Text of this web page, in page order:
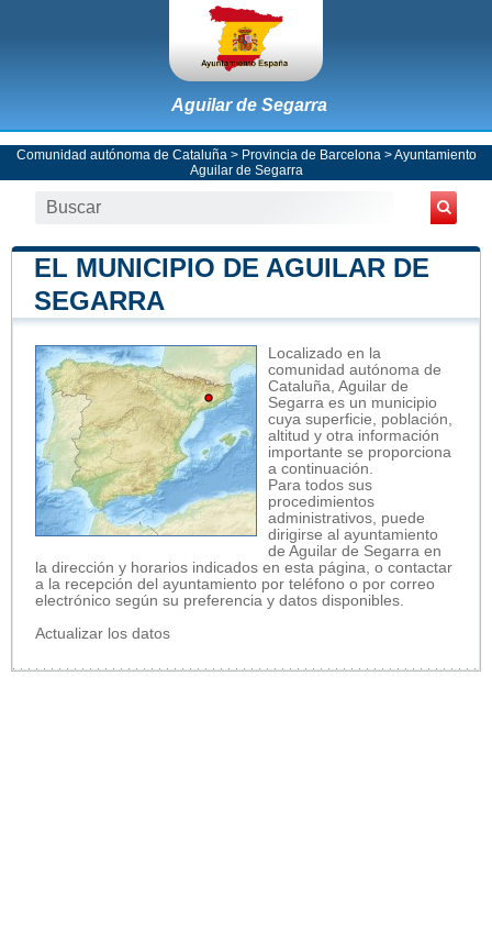
Aguilar de Segarra
Comunidad autónoma de Cataluña > Provincia de Barcelona >Ayuntamiento
Aguilar de Segarra
EL MUNICIPIO DE AGUILAR DE
SEGARRA
Localizado en la
comunidad autónoma de
Cataluña, Aguilar de
Segarra es un municipio
cuya superficie, población,
altitud y otra información
importante se proporciona
a continuación.
Para todos sus
procedimientos
administrativos, puede
dirigirse al ayuntamiento
de Aguilar de Segarra en
la dirección y horarios indicados en esta página, o contactar
a la recepción del ayuntamiento por teléfono o por correo
electrónico según su preferencia y datos disponibles.
Actualizar los datos